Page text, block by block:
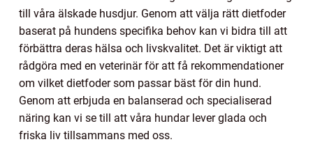
till våra älskade husdjur. Genom att välja rätt dietfoder
baserat på hundens specifika behov kan vi bidra till att
förbättra deras hälsa och livskvalitet. Det är viktigt att
rådgöra med en veterinär för att få rekommendationer
om vilket dietfoder som passar bäst för din hund.
Genom att erbjuda en balanserad och specialiserad
näring kan vi se till att våra hundar lever glada och
friska liv tillsammans med oss.